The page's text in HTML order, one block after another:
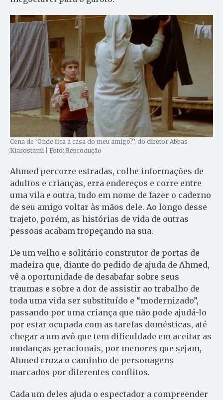
Cena de ‘Onde fica a casa do meu amigo?’, do diretor Abbas
Kiarostami | Foto: Reprodução
Ahmed percorre estradas, colhe informações de
adultos e crianças, erra endereços e corre entre
uma vila e outra, tudo em nome de fazer o caderno
de seu amigo voltar às mãos dele. Ao longo desse
trajeto, porém, as histórias de vida de outras
pessoas acabam tropeçando na sua.
De um velho e solitário construtor de portas de
madeira que, diante do pedido de ajuda de Ahmed,
vê a oportunidade de desabafar sobre seus
traumas e sobre a dor de assistir ao trabalho de
toda uma vida ser substituído e “modernizado”,
passando por uma criança que não pode ajudá-lo
por estar ocupada com as tarefas domésticas, até
chegar a um avô que tem dificuldade em aceitar as
mudanças geracionais, por menores que sejam,
Ahmed cruza o caminho de personagens
marcados por diferentes conflitos.
Cada um deles ajuda o espectador a compreender